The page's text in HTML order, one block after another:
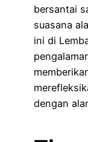
bersantai
suasana
ini di
dengan